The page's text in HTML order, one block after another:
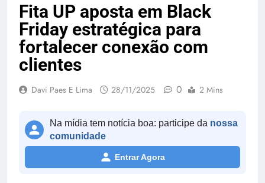
Fita UP aposta em Black
Friday estratégica para
fortalecer conexão com
clientes
Davi Paes E Lima 28/11/2025 0 2 Mins
Na mídia tem notícia boa: participe da nossa
comunidade
Entrar Agora